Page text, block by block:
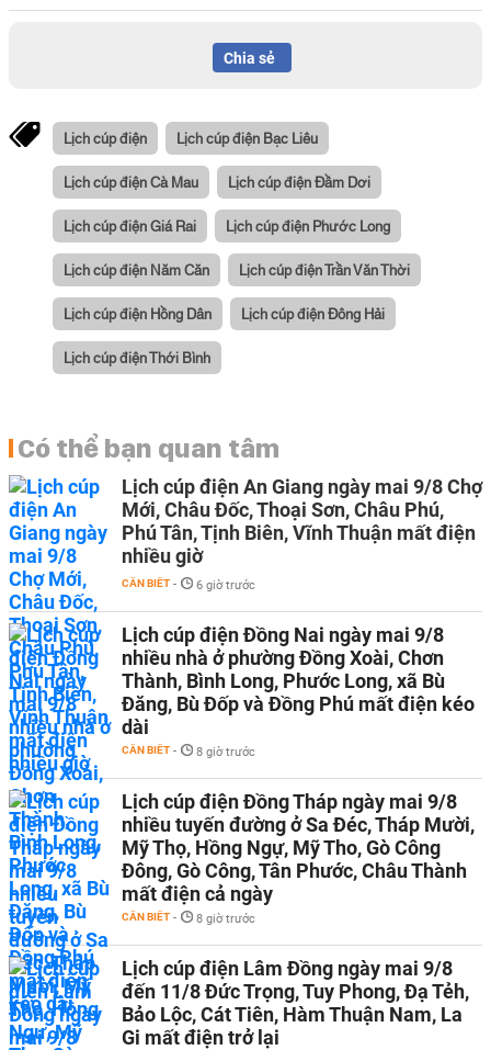
Chia sẻ
Lịch cúp điện Lịch cúp điện Bạc Liêu
Lịch cúp điện Cà Mau Lịch cúp điện Đầm Dơi
Lịch cúp điện Giá Rai Lịch cúp điện Phước Long
Lịch cúp điện Năm Căn Lịch cúp điện Trần Văn Thời
Lịch cúp điện Hồng Dân Lịch cúp điện Đông Hải
Lịch cúp điện Thới Bình
Có thể bạn quan tâm
Lịch cúp điện An Giang ngày mai 9/8 Chợ
Mới, Châu Đốc, Thoại Sơn, Châu Phú,
Phú Tân, Tịnh Biên, Vĩnh Thuận mất điện
nhiều giờ
CẦN BIẾT - 6 giờ trước
Lịch cúp điện Đồng Nai ngày mai 9/8
nhiều nhà ở phường Đồng Xoài, Chơn
Thành, Bình Long, Phước Long, xã Bù
Đăng, Bù Đốp và Đồng Phú mất điện kéo
dài
CẦN BIẾT - 8 giờ trước
Lịch cúp điện Đồng Tháp ngày mai 9/8
nhiều tuyến đường ở Sa Đéc, Tháp Mười,
Mỹ Thọ, Hồng Ngự, Mỹ Tho, Gò Công
Đông, Gò Công, Tân Phước, Châu Thành
mất điện cả ngày
CẦN BIẾT - 8 giờ trước
Lịch cúp điện Lâm Đồng ngày mai 9/8
đến 11/8 Đức Trọng, Tuy Phong, Đạ Tẻh,
Bảo Lộc, Cát Tiên, Hàm Thuận Nam, La
Gi mất điện trở lại